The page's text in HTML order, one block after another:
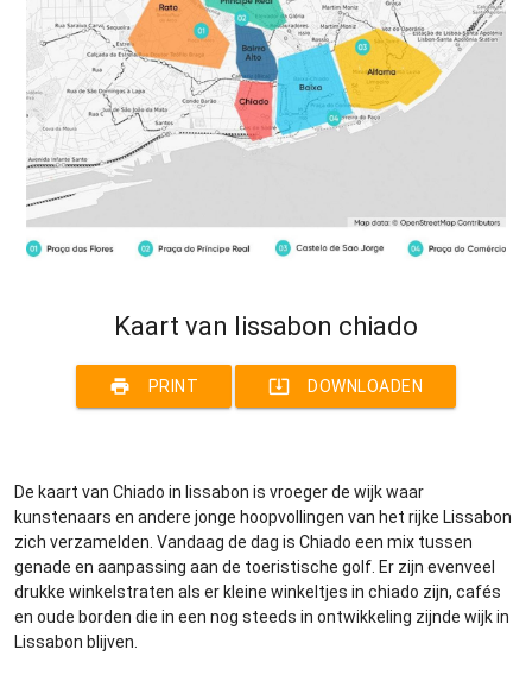
Kaart van lissabon chiado
print PRINT system_update_alt DOWNLOADEN
De kaart van Chiado in lissabon is vroeger de wijk waar
kunstenaars en andere jonge hoopvollingen van het rijke Lissabon
zich verzamelden. Vandaag de dag is Chiado een mix tussen
genade en aanpassing aan de toeristische golf. Er zijn evenveel
drukke winkelstraten als er kleine winkeltjes in chiado zijn, cafés
en oude borden die in een nog steeds in ontwikkeling zijnde wijk in
Lissabon blijven.